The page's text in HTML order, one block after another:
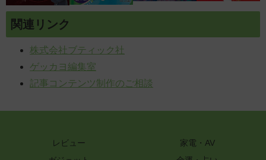
関連リンク
株式会社ブティック社
ゲッカヨ編集室
記事コンテンツ制作のご相談
レビュー
家電・AV